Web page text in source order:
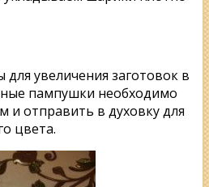
для увеличения заготовок в
пампушки необходимо
и отправить в духовку для
цвета.